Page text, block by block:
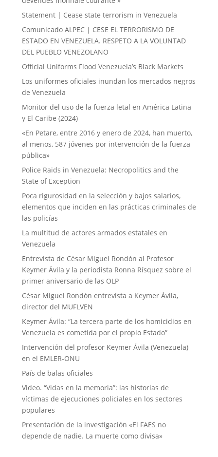
Statement | Cease state terrorism in Venezuela
Comunicado ALPEC | CESE EL TERRORISMO DE
ESTADO EN VENEZUELA. RESPETO A LA VOLUNTAD
DEL PUEBLO VENEZOLANO
Official Uniforms Flood Venezuela’s Black Markets
Los uniformes oficiales inundan los mercados negros
de Venezuela
Monitor del uso de la fuerza letal en América Latina
y El Caribe (2024)
«En Petare, entre 2016 y enero de 2024, han muerto,
al menos, 587 jóvenes por intervención de la fuerza
pública»
Police Raids in Venezuela: Necropolitics and the
State of Exception
Poca rigurosidad en la selección y bajos salarios,
elementos que inciden en las prácticas criminales de
las policías
La multitud de actores armados estatales en
Venezuela
Entrevista de César Miguel Rondón al Profesor
Keymer Ávila y la periodista Ronna Rísquez sobre el
primer aniversario de las OLP
César Miguel Rondón entrevista a Keymer Ávila,
director del MUFLVEN
Keymer Ávila: “La tercera parte de los homicidios en
Venezuela es cometida por el propio Estado”
Intervención del profesor Keymer Ávila (Venezuela)
en el EMLER-ONU
País de balas oficiales
Video. “Vidas en la memoria”: las historias de
víctimas de ejecuciones policiales en los sectores
populares
Presentación de la investigación «El FAES no
depende de nadie. La muerte como divisa»